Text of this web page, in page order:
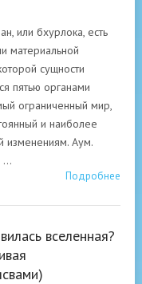
или бхурлока, есть
материальной
сущности
пятью органами
ограниченный мир,
и наиболее
изменениям. Аум.
…
Подробнее
вселенная?